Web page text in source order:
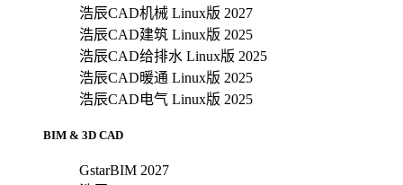
浩辰CAD机械 Linux版 2027
浩辰CAD建筑 Linux版 2025
浩辰CAD给排水 Linux版 2025
浩辰CAD暖通 Linux版 2025
浩辰CAD电气 Linux版 2025
BIM & 3D CAD
GstarBIM 2027